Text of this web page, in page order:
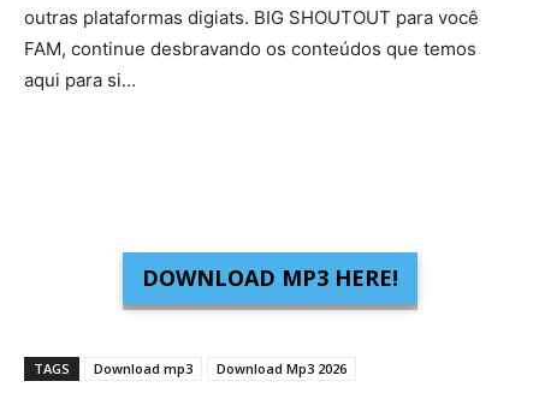
outras plataformas digiats. BIG SHOUTOUT para você
FAM, continue desbravando os conteúdos que temos
aqui para si…
DOWNLOAD MP3 HERE!
TAGS Download mp3 Download Mp3 2026